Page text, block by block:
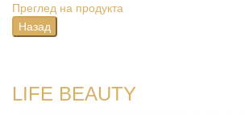
Преглед на продукта
LIFE BEAUTY